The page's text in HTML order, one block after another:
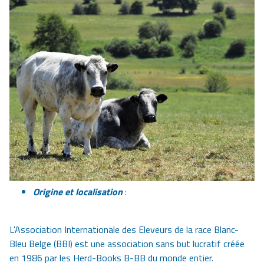
Origine et localisation:
L'Association Internationale des Eleveurs de la race Blanc-
Bleu Belge (BBI) est une association sans but lucratif créée
en 1986 par les Herd-Books B-BB du monde entier.